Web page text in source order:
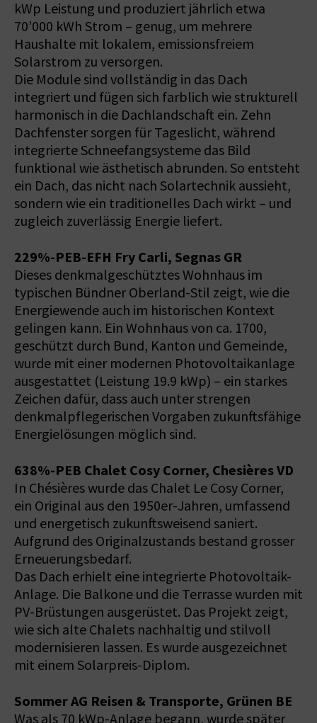
kWp Leistung und produziert jährlich etwa
70’000 kWh Strom – genug, um mehrere
Haushalte mit lokalem, emissionsfreiem
Solarstrom zu versorgen.
Die Module sind vollständig in das Dach
integriert und fügen sich farblich wie strukturell
harmonisch in die Dachlandschaft ein. Zehn
Dachfenster sorgen für Tageslicht, während
integrierte Schneefangsysteme das Bild
funktional wie ästhetisch abrunden. So entsteht
ein Dach, das nicht nach Solartechnik aussieht,
sondern wie ein traditionelles Dach wirkt – und
zugleich zuverlässig Energie liefert.
229%-PEB-EFH Fry Carli, Segnas GR
Dieses denkmalgeschütztes Wohnhaus im
typischen Bündner Oberland-Stil zeigt, wie die
Energiewende auch im historischen Kontext
gelingen kann. Ein Wohnhaus von ca. 1700,
geschützt durch Bund, Kanton und Gemeinde,
wurde mit einer modernen Photovoltaikanlage
ausgestattet (Leistung 19.9 kWp) – ein starkes
Zeichen dafür, dass auch unter strengen
denkmalpflegerischen Vorgaben zukunftsfähige
Energielösungen möglich sind.
638%-PEB Chalet Cosy Corner, Chesières VD
In Chésières wurde das Chalet Le Cosy Corner,
ein Original aus den 1950er-Jahren, umfassend
und energetisch zukunftsweisend saniert.
Aufgrund des Originalzustands bestand grosser
Erneuerungsbedarf.
Das Dach erhielt eine integrierte Photovoltaik-
Anlage. Die Balkone und die Terrasse wurden mit
PV-Brüstungen ausgerüstet. Das Projekt zeigt,
wie sich alte Chalets nachhaltig und stilvoll
modernisieren lassen. Es wurde ausgezeichnet
mit einem Solarpreis-Diplom.
Sommer AG Reisen & Transporte, Grünen BE
Was als 70 kWp-Anlage begann, wurde später